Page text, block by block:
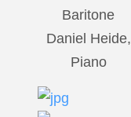
Baritone
Daniel Heide,
Piano